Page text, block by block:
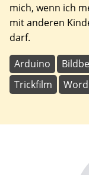
mich, wenn ich
mit anderen
darf.
Arduino
Trickfilm